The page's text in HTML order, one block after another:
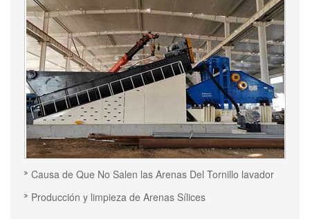
Causa de Que No Salen las Arenas Del Tornillo lavador
Producción y limpieza de Arenas Sílices